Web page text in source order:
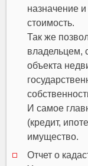
назначение
стоимость.
Так же
владельцем,
объекта
И самое
(кредит,
имущество.
Отчет о